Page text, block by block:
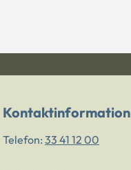
Kontaktinformation
Telefon: 33 41 12 00